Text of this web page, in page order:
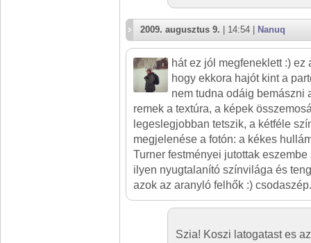
2009. augusztus 9. | 14:54 | Nanuq
hát ez jól megfeneklett :)
hogy ekkora hajót kint a
nem tudna odáig bemászni
remek a textúra, a képek
legeslegjobban tetszik, a kétféle
megjelenése a fotón: a kékes
Turner festményei jutottak
ilyen nyugtalanító színvilága és
azok az aranyló felhők :) csodaszép.
Szia! Koszi latogatast es